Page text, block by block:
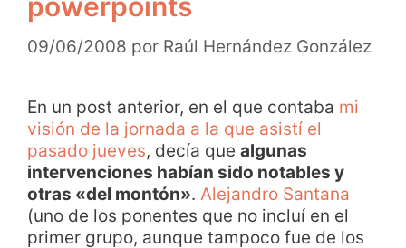
powerpoints
09/06/2008 por Raúl Hernández González
En un post anterior, en el que contaba mi
visión de la jornada a la que asistí el
pasado jueves, decía que algunas
intervenciones habían sido notables y
otras «del montón». Alejandro Santana
(uno de los ponentes que no incluí en el
primer grupo, aunque tampoco fue de los